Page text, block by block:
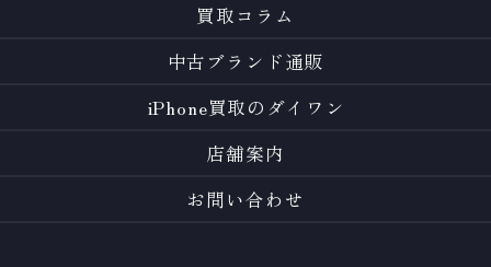
買取コラム
中古ブランド通販
iPhone買取のダイワン
店舗案内
お問い合わせ